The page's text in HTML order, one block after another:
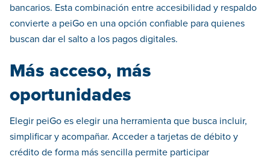
bancarios. Esta combinación entre accesibilidad y respaldo
convierte a peiGo en una opción confiable para quienes
buscan dar el salto a los pagos digitales.
Más acceso, más
oportunidades
Elegir peiGo es elegir una herramienta que busca incluir,
simplificar y acompañar. Acceder a tarjetas de débito y
crédito de forma más sencilla permite participar